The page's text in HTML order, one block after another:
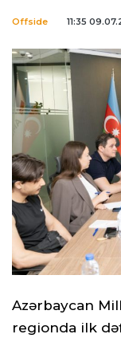
Offside 11:35
Azərbaycan
regionda ilk